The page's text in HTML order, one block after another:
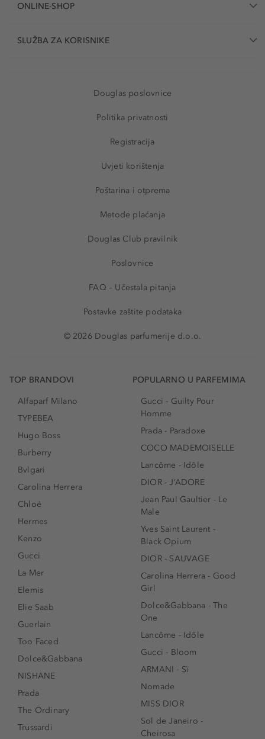
ONLINE-SHOP
SLUŽBA ZA KORISNIKE
Douglas poslovnice
Politika privatnosti
Registracija
Uvjeti korištenja
Poštarina i otprema
Metode plaćanja
Douglas Club pravilnik
Poslovnice
FAQ – Učestala pitanja
Postavke zaštite podataka
© 2026 Douglas parfumerije d.o.o.
TOP BRANDOVI
Alfaparf Milano
TYPEBEA
Hugo Boss
Burberry
Bvlgari
Carolina Herrera
Chloé
Hermes
Kenzo
Gucci
La Mer
Elemis
Elie Saab
Guerlain
Too Faced
Dolce&Gabbana
NISHANE
Prada
The Ordinary
Trussardi
POPULARNO U PARFEMIMA
Gucci - Guilty Pour
Homme
Prada - Paradoxe
COCO MADEMOISELLE
Lancôme - Idôle
DIOR - J’ADORE
Jean Paul Gaultier - Le
Male
Yves Saint Laurent -
Black Opium
DIOR - SAUVAGE
Carolina Herrera - Good
Girl
Dolce&Gabbana - The
One
Lancôme - Idôle
Gucci - Bloom
ARMANI - Sì
Nomade
MISS DIOR
Sol de Janeiro -
Cheirosa